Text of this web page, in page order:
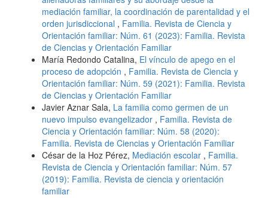
mediación familiar, la coordinación de parentalidad y el
orden jurisdiccional , Familia. Revista de Ciencia y
Orientación familiar: Núm. 61 (2023): Familia. Revista
de Ciencias y Orientación Familiar
María Redondo Catalina, El vínculo de apego en el
proceso de adopción , Familia. Revista de Ciencia y
Orientación familiar: Núm. 59 (2021): Familia. Revista
de Ciencias y Orientación Familiar
Javier Aznar Sala, La familia como germen de un
nuevo impulso evangelizador , Familia. Revista de
Ciencia y Orientación familiar: Núm. 58 (2020):
Familia. Revista de Ciencias y Orientación Familiar
César de la Hoz Pérez, Mediación escolar , Familia.
Revista de Ciencia y Orientación familiar: Núm. 57
(2019): Familia. Revista de ciencia y orientación
familiar